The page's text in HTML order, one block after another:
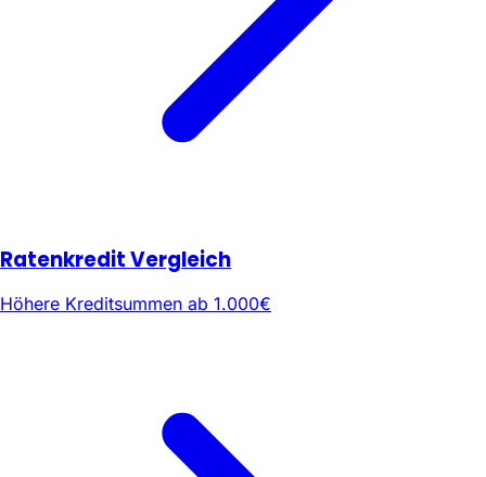
Ratenkredit Vergleich
Höhere Kreditsummen ab 1.000€